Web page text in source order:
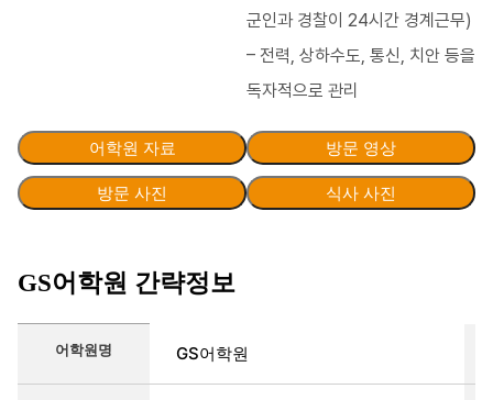
군인과 경찰이 24시간 경계근무)
– 전력, 상하수도, 통신, 치안 등을
독자적으로 관리
어학원 자료 방문 영상
방문 사진 식사 사진
GS어학원 간략정보
어학원명 GS어학원